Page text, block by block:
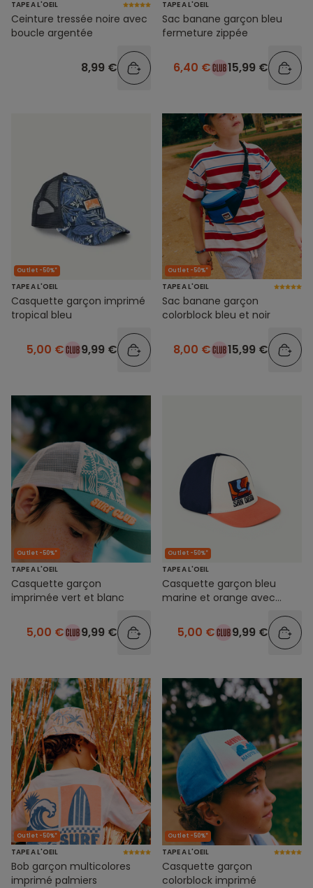
TAPE A L'OEIL
Ceinture tressée noire avec
boucle argentée
8,99 €
TAPE A L'OEIL
Sac banane garçon bleu
fermeture zippée
6,40 € 15,99 €
Outlet -50%*
TAPE A L'OEIL
Casquette garçon imprimé
tropical bleu
5,00 € 9,99 €
Outlet -50%*
TAPE A L'OEIL
Sac banane garçon
colorblock bleu et noir
8,00 € 15,99 €
Outlet -50%*
TAPE A L'OEIL
Casquette garçon
imprimée vert et blanc
5,00 € 9,99 €
Outlet -50%*
TAPE A L'OEIL
Casquette garçon bleu
marine et orange avec
5,00 € 9,99 €
Outlet -50%*
TAPE A L'OEIL
Bob garçon multicolores
imprimé palmiers
Outlet -50%*
TAPE A L'OEIL
Casquette garçon
colorblock imprimé